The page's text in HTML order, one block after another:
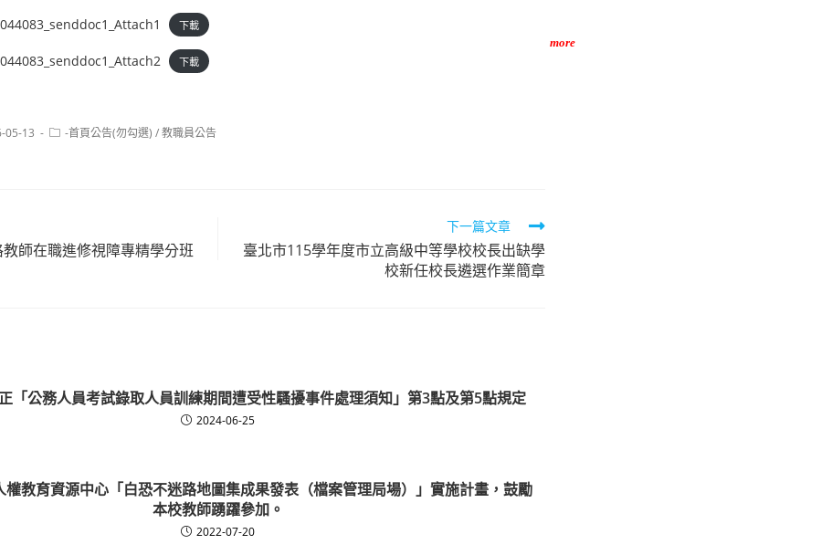
下載
下載
05-13
Post-首頁公告(勿勾選) /教職員公告
師在職進修視障專精學分班
下一篇文章
臺北市115學年度市立高級中等學校校長出缺學
校新任校長遴選作業簡章
「公務人員考試錄取人員訓練期間遭受性騷擾事件處理須知」第3點及第5點規定
2024-06-25
權教育資源中心「白恐不迷路地圖集成果發表（檔案管理局場）」實施計畫，鼓勵
本校教師踴躍參加。
2022-07-20
more